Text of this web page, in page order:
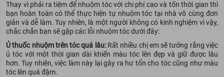
Thay vì phải ra tiệm để nhuộm tóc với chi phí cao và tốn thời gian thì
bạn hoàn toàn có thể thực hiện tự nhuộm tóc tại nhà vô cùng đơn
giản và dễ làm. Tuy nhiên, là một người không có kinh nghiệm vì vậy,
chắc chắn bạn sẽ gặp các lỗi nhuộm tóc dưới đây:
Ủ thuốc nhuộm trên tóc quá lâu: Rất nhiều chị em sẽ tưởng rằng việc
ủ tóc với một thời gian dài khiến màu tóc lên đẹp và giữ được lâu
hơn. Tuy nhiên, việc làm này lại gây ra hư tổn cho tóc cũng như màu
tóc lên quá đậm.